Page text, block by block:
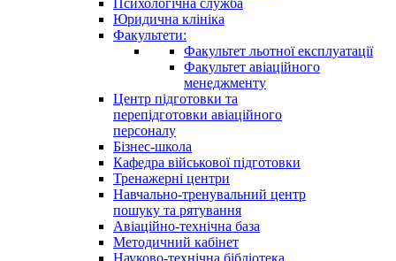
Психологічна служба
Юридична клініка
Факультети:
Факультет льотної експлуатації
Факультет авіаційного
менеджменту
Центр підготовки та
перепідготовки авіаційного
персоналу
Бізнес-школа
Кафедра військової підготовки
Тренажерні центри
Навчально-тренувальний центр
пошуку та рятування
Авіаційно-технічна база
Методичний кабінет